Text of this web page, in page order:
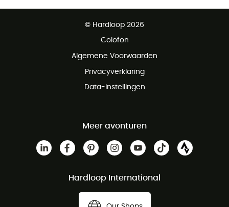
Gratis retourneren binnen 100 dagen
© Hardloop 2026
Colofon
Algemene Voorwaarden
Privacyverklaring
Data-instellingen
Meer avonturen
Hardloop International